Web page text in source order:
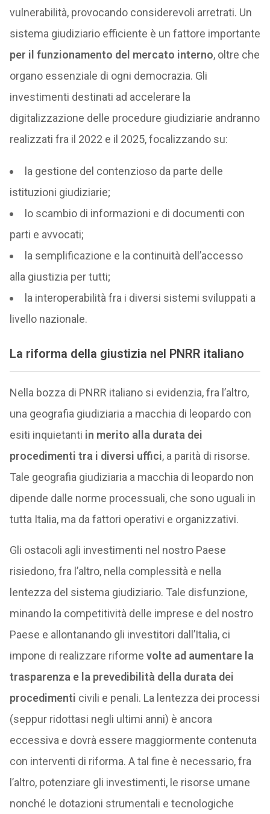
vulnerabilità, provocando considerevoli arretrati. Un
sistema giudiziario efficiente è un fattore importante
per il funzionamento del mercato interno, oltre che
organo essenziale di ogni democrazia. Gli
investimenti destinati ad accelerare la
digitalizzazione delle procedure giudiziarie andranno
realizzati fra il 2022 e il 2025, focalizzando su:
la gestione del contenzioso da parte delle
istituzioni giudiziarie;
lo scambio di informazioni e di documenti con
parti e avvocati;
la semplificazione e la continuità dell’accesso
alla giustizia per tutti;
la interoperabilità fra i diversi sistemi sviluppati a
livello nazionale.
La riforma della giustizia nel PNRR italiano
Nella bozza di PNRR italiano si evidenzia, fra l’altro,
una geografia giudiziaria a macchia di leopardo con
esiti inquietanti in merito alla durata dei
procedimenti tra i diversi uffici, a parità di risorse.
Tale geografia giudiziaria a macchia di leopardo non
dipende dalle norme processuali, che sono uguali in
tutta Italia, ma da fattori operativi e organizzativi.
Gli ostacoli agli investimenti nel nostro Paese
risiedono, fra l’altro, nella complessità e nella
lentezza del sistema giudiziario. Tale disfunzione,
minando la competitività delle imprese e del nostro
Paese e allontanando gli investitori dall’Italia, ci
impone di realizzare riforme volte ad aumentare la
trasparenza e la prevedibilità della durata dei
procedimenti civili e penali. La lentezza dei processi
(seppur ridottasi negli ultimi anni) è ancora
eccessiva e dovrà essere maggiormente contenuta
con interventi di riforma. A tal fine è necessario, fra
l’altro, potenziare gli investimenti, le risorse umane
nonché le dotazioni strumentali e tecnologiche